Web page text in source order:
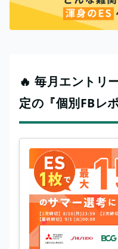
🔥 毎月エントリ
定の『個別FBレ